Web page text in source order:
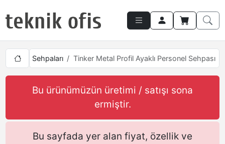
Ofis Sehpaları Tinker Metal Profil Ayaklı Personel Sehpası
Bu ürünümüzün üretimi / satışı sona
ermiştir.
Bu sayfada yer alan fiyat, özellik ve